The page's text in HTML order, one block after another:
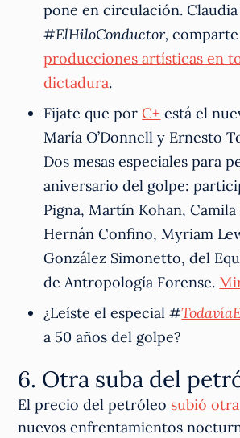
pone en circulación.
#ElHiloConductor,
producciones artísticas en
dictadura.
Fijate que porC+ está el
María O’Donnell y Ernesto
Dos mesas especiales para
aniversario del golpe:
Pigna, Martín Kohan,
Hernán Confino, Myriam
González Simonetto, del
de Antropología Forense.
¿Leíste el especial#
a 50 años del golpe?
6. Otra suba del
El precio del petróleo subió
nuevos enfrentamientos